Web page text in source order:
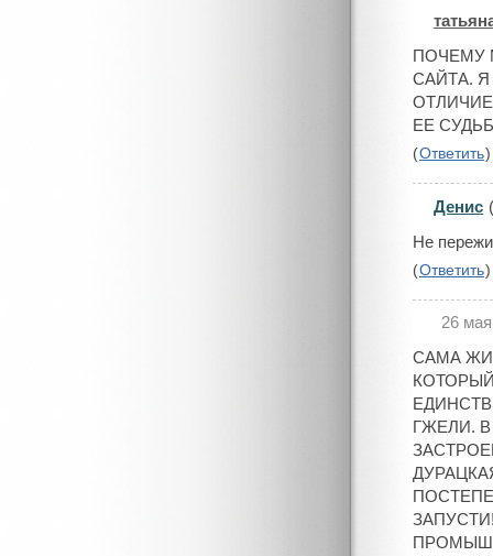
#
ПОЧЕМУ
САЙТА.
ЕЕ
(Ответить)
#Денис
Не
(Ответить)
26
САМА
ГЖЕЛИ.